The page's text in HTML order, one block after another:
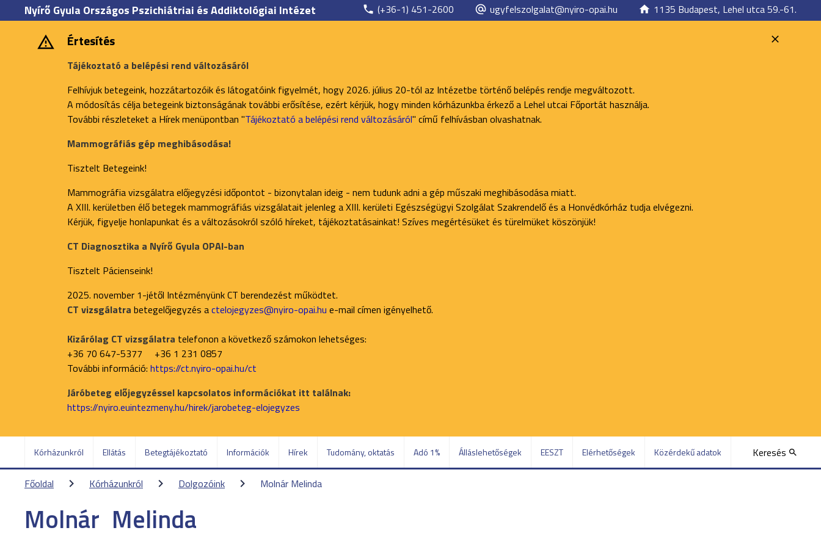
Nyírő Gyula Országos Pszichiátriai és Addiktológiai Intézet (+36-1) 451-2600 ugyfelszolgalat@nyiro-opai.hu 1135 Budapest, Lehel utca 59.-61.
Értesítés
Tájékoztató a belépési rend változásáról
Felhívjuk betegeink, hozzátartozóik és látogatóink figyelmét, hogy 2026. július 20-tól az Intézetbe történő belépés rendje megváltozott.
A módosítás célja betegeink biztonságának további erősítése, ezért kérjük, hogy minden kórházunkba érkező a Lehel utcai Főportát használja.
További részleteket a Hírek menüpontban "Tájékoztató a belépési rend változásáról" című felhívásban olvashatnak.
Mammográfiás gép meghibásodása!
Tisztelt Betegeink!
Mammográfia vizsgálatra előjegyzési időpontot - bizonytalan ideig - nem tudunk adni a gép műszaki meghibásodása miatt.
A XIII. kerületben élő betegek mammográfiás vizsgálatait jelenleg a XIII. kerületi Egészségügyi Szolgálat Szakrendelő és a Honvédkórház tudja elvégezni.
Kérjük, figyelje honlapunkat és a változásokról szóló híreket, tájékoztatásainkat! Szíves megértésüket és türelmüket köszönjük!
CT Diagnosztika a Nyírő Gyula OPAI-ban
Tisztelt Pácienseink!
2025. november 1-jétől Intézményünk CT berendezést működtet.
CT vizsgálatra betegelőjegyzés actelojegyzes@nyiro-opai.hu e-mail címen igényelhető.
Kizárólag CT vizsgálatra telefonon a következő számokon lehetséges:
+36 70 647-5377 +36 1 231 0857
További információ: https://ct.nyiro-opai.hu/ct
Járóbeteg előjegyzéssel kapcsolatos információkat itt találnak:
https://nyiro.euintezmeny.hu/hirek/jarobeteg-elojegyzes
Kórházunkról Ellátás Betegtájékoztató Információk Hírek Tudomány, oktatás Adó 1% Álláslehetőségek EESZT Elérhetőségek Közérdekű adatok Keresés
Főoldal Kórházunkról Dolgozóink Molnár Melinda
Molnár Melinda